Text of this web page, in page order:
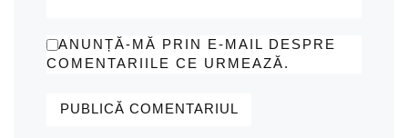
ANUNȚĂ-MĂ PRIN E-MAIL DESPRE
COMENTARIILE CE URMEAZĂ.